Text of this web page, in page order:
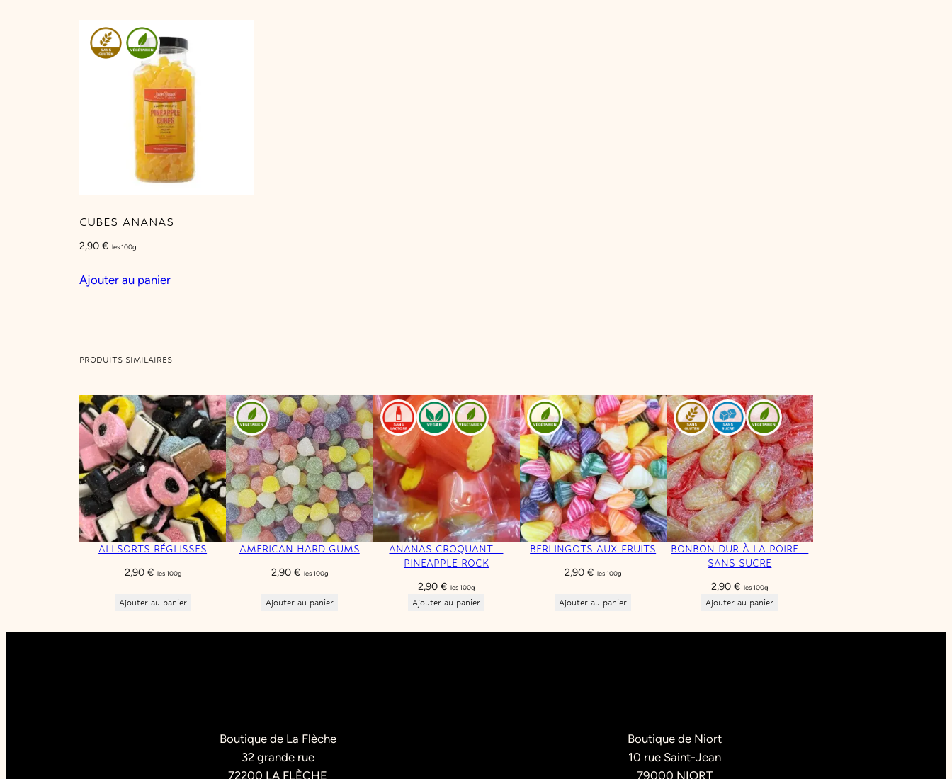
CUBES ANANAS
2,90 € les 100g
Ajouter au panier
PRODUITS SIMILAIRES
ALLSORTS RÉGLISSES
2,90 € les 100g
Ajouter au panier
AMERICAN HARD GUMS
2,90 € les 100g
Ajouter au panier
ANANAS CROQUANT –
PINEAPPLE ROCK
2,90 € les 100g
Ajouter au panier
BERLINGOTS AUX FRUITS
2,90€ les 100g
Ajouter au panier
BONBON DUR À LA POIRE –
SANS SUCRE
2,90€ les 100g
Ajouter au panier
Boutique de La Flèche
32 grande rue
72200 LA FLÈCHE
Boutique de Niort
10 rue Saint-Jean
79000 NIORT